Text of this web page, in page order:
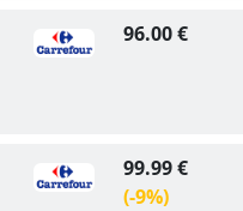
96.00 €
99.99 €
(-9%)